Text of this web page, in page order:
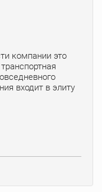
компании это
входит в элиту